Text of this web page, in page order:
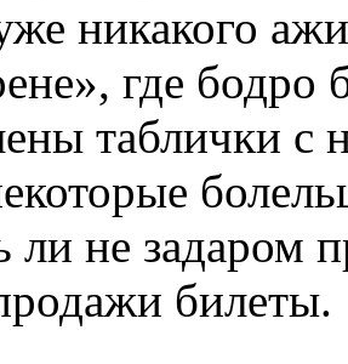
никакого
где
таблички с
ли не задаром
билеты.